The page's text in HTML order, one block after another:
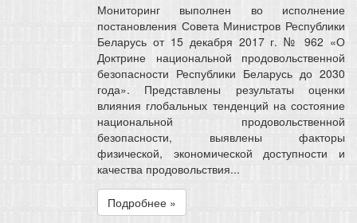
Мониторинг выполнен во исполнение
постановления Совета Министров Республики
Беларусь от 15 декабря 2017 г. № 962 «О
Доктрине национальной продовольственной
безопасности Республики Беларусь до 2030
года». Представлены результаты оценки
влияния глобальных тенденций на состояние
национальной продовольственной
безопасности, выявлены факторы
физической, экономической доступности и
качества продовольствия...
Подробнее »